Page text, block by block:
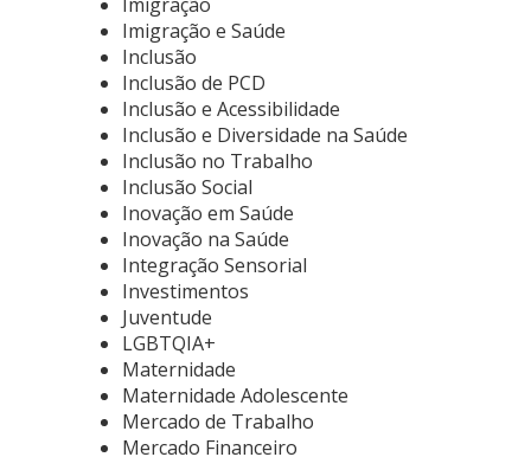
Imigração e Saúde
Inclusão
Inclusão de PCD
Inclusão e Acessibilidade
Inclusão e Diversidade na Saúde
Inclusão no Trabalho
Inclusão Social
Inovação em Saúde
Inovação na Saúde
Integração Sensorial
Investimentos
Juventude
LGBTQIA+
Maternidade
Maternidade Adolescente
Mercado de Trabalho
Mercado Financeiro